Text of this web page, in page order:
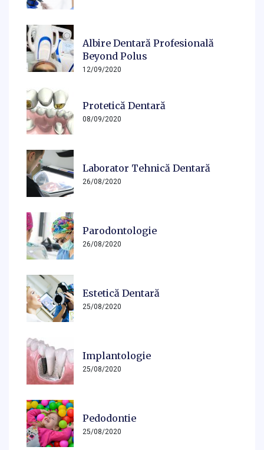
Albire Dentară Profesională
Beyond Polus
12/09/2020
Protetică Dentară
08/09/2020
Laborator Tehnică Dentară
26/08/2020
Parodontologie
26/08/2020
Estetică Dentară
25/08/2020
Implantologie
25/08/2020
Pedodontie
25/08/2020